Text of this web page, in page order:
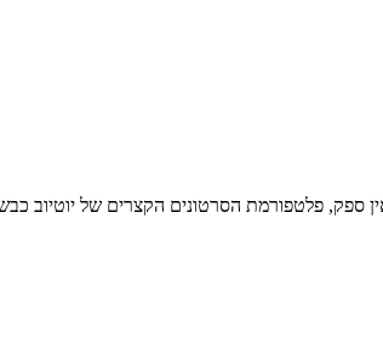
ספק, פלטפורמת הסרטונים הקצרים של יוטיוב